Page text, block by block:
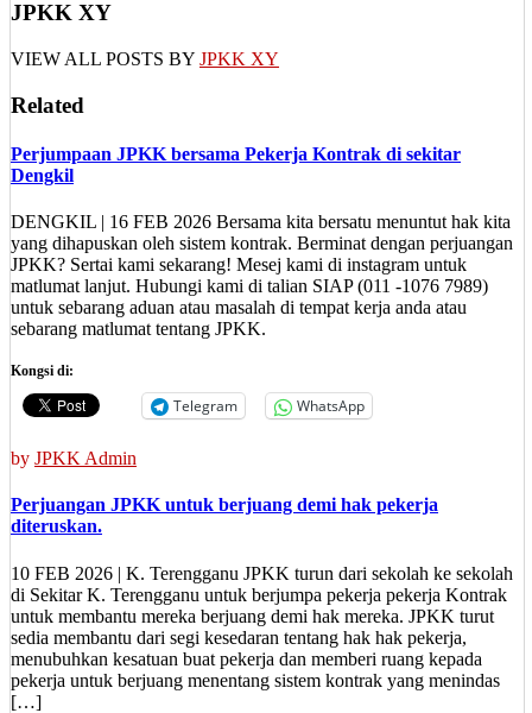
JPKK XY
VIEW ALL POSTS BY JPKK XY
Related
Perjumpaan JPKK bersama Pekerja Kontrak di sekitar
Dengkil
DENGKIL | 16 FEB 2026 Bersama kita bersatu menuntut hak kita
yang dihapuskan oleh sistem kontrak. Berminat dengan perjuangan
JPKK? Sertai kami sekarang! Mesej kami di instagram untuk
matlumat lanjut. Hubungi kami di talian SIAP (011 -1076 7989)
untuk sebarang aduan atau masalah di tempat kerja anda atau
sebarang matlumat tentang JPKK.
Kongsi di:
Telegram WhatsApp
by JPKK Admin
Perjuangan JPKK untuk berjuang demi hak pekerja
diteruskan.
10 FEB 2026 | K. Terengganu JPKK turun dari sekolah ke sekolah
di Sekitar K. Terengganu untuk berjumpa pekerja pekerja Kontrak
untuk membantu mereka berjuang demi hak mereka. JPKK turut
sedia membantu dari segi kesedaran tentang hak hak pekerja,
menubuhkan kesatuan buat pekerja dan memberi ruang kepada
pekerja untuk berjuang menentang sistem kontrak yang menindas
[…]